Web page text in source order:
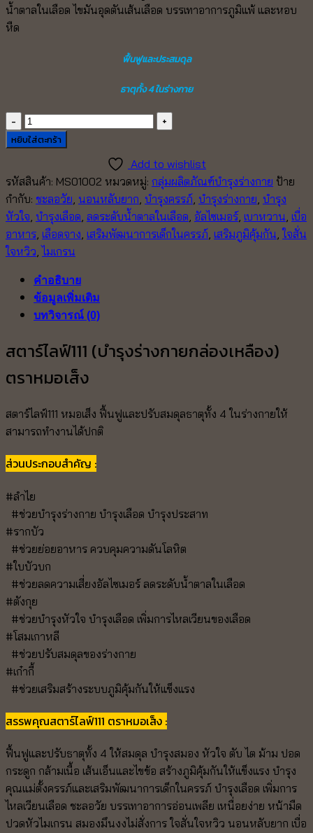
น้ำตาลในเลือด ไขมันอุดตันเส้นเลือด บรรเทาอาการภูมิแพ้ และหอบ
หืด
ฟื้นฟูและประสมดุล
ธาตุทั้ง 4 ในร่างกาย
จำนวน
ส
ไลฟ์111
(บำรุง
ร่างกาย)
หมอ
เส็ง
ชิ้น
หยิบใส่ตะกร้า
Add to wishlist
รหัสสินค้า: MS01002 หมวดหมู่: กลุ่มผลิตภัณฑ์บำรุงร่างกาย ป้าย
กำกับ: ชะลอวัย, นอนหลับยาก, บำรุงครรภ์, บำรุงร่างกาย, บำรุง
หัวใจ, บำรุงเลือด, ลดระดับน้ำตาลในเลือด, อัลไซเมอร์, เบาหวาน, เบื่อ
อาหาร, เลือดจาง, เสริมพัฒนาการเด็กในครรภ์, เสริมภูมิคุ้มกัน, ใจสั่น
ใจหวิว,ไมเกรน
คำอธิบาย
ข้อมูลเพิ่มเติม
บทวิจารณ์ (0)
สตาร์ไลฟ์111 (บำรุงร่างกายกล่องเหลือง)
ตราหมอเส็ง
สตาร์ไลฟ์111 หมอเส็ง ฟื้นฟูและปรับสมดุลธาตุทั้ง 4 ในร่างกายให้
สามารถทำงานได้ปกติ
ส่วนประกอบสำคัญ :
#ลำไย
#ช่วยบำรุงร่างกาย บำรุงเลือด บำรุงประสาท
#รากบัว
#ช่วยย่อยอาหาร ควบคุมความดันโลหิต
#ใบบัวบก
#ช่วยลดความเสี่ยงอัลไซเมอร์ ลดระดับน้ำตาลในเลือด
#ตังกุย
#ช่วยบำรุงหัวใจ บำรุงเลือด เพิ่มการไหลเวียนของเลือด
#โสมเกาหลี
#ช่วยปรับสมดุลของร่างกาย
#เก๋ากี้
#ช่วยเสริมสร้างระบบภูมิคุ้มกันให้แข็งแรง
สรรพคุณสตาร์ไลฟ์111 ตราหมอเส็ง :
ฟื้นฟูและปรับธาตุทั้ง 4 ให้สมดุล บำรุงสมอง หัวใจ ตับ ไต ม้าม ปอด
กระดูก กล้ามเนื้อ เส้นเอ็นและไขข้อ สร้างภูมิคุ้มกันให้แข็งแรง บำรุง
คุณแม่ตั้งครรภ์และเสริมพัฒนาการเด็กในครรภ์ บำรุงเลือด เพิ่มการ
ไหลเวียนเลือด ชะลอวัย บรรเทาอาการอ่อนเพลีย เหนื่อยง่าย หน้ามืด
ปวดหัวไมเกรน สมองมึนงงไม่สั่งการ ใจสั่นใจหวิว นอนหลับยาก เบื่อ